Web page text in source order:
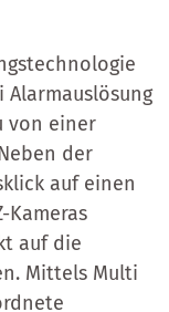
Alarmauslösung
von einer
der
auf einen
Kameras
auf die
Mittels Multi